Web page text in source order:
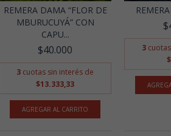
REMERA DAMA “FLOR DE
MBURUCUYÁ” CON
CAPU...
$40.000
3 cuotas sin interés de
$13.333,33
AGREGAR AL CARRITO
3